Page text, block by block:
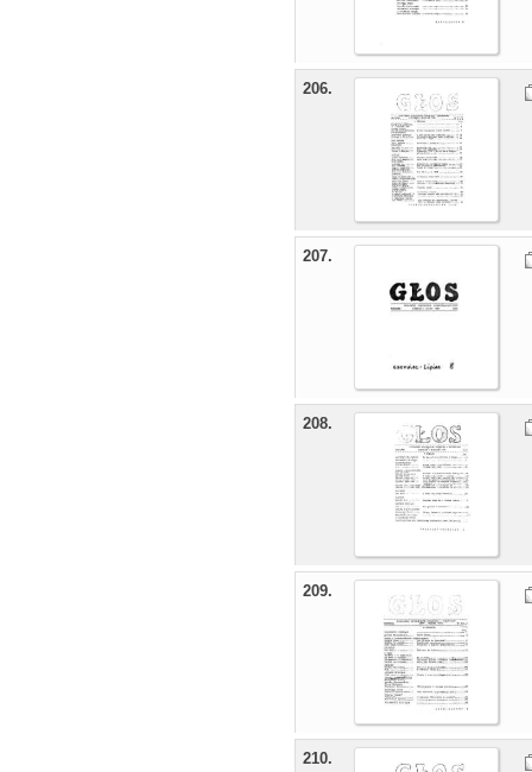
206.
207.
208.
209.
210.